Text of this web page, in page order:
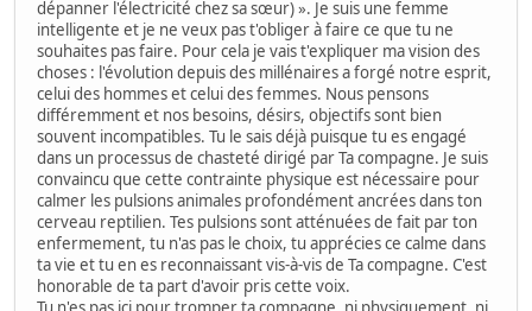
dépanner l'électricité chez sa sœur) ». Je suis une femme
intelligente et je ne veux pas t'obliger à faire ce que tu ne
souhaites pas faire. Pour cela je vais t'expliquer ma vision des
choses : l'évolution depuis des millénaires a forgé notre esprit,
celui des hommes et celui des femmes. Nous pensons
différemment et nos besoins, désirs, objectifs sont bien
souvent incompatibles. Tu le sais déjà puisque tu es engagé
dans un processus de chasteté dirigé par Ta compagne. Je suis
convaincu que cette contrainte physique est nécessaire pour
calmer les pulsions animales profondément ancrées dans ton
cerveau reptilien. Tes pulsions sont atténuées de fait par ton
enfermement, tu n'as pas le choix, tu apprécies ce calme dans
ta vie et tu en es reconnaissant vis-à-vis de Ta compagne. C'est
honorable de ta part d'avoir pris cette voix.